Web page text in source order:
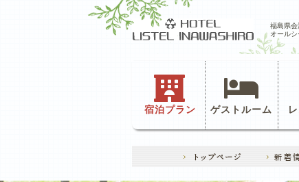
福島県
オール
宿泊プラン ゲストルーム